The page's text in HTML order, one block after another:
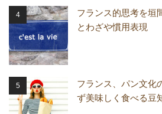
フランス的思考を垣
とわざや慣用表現
フランス、パン文
ず美味しく食べる豆